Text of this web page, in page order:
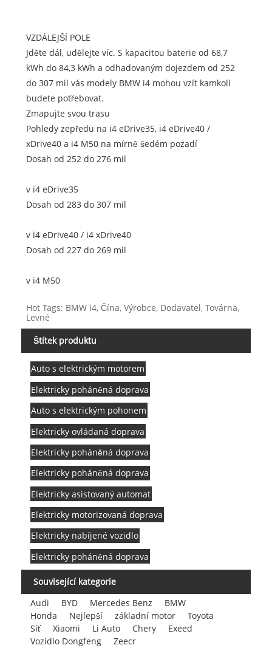
VZDÁLEJŠÍ POLE
Jděte dál, udělejte víc. S kapacitou baterie od 68,7
kWh do 84,3 kWh a odhadovaným dojezdem od 252
do 307 mil vás modely BMW i4 mohou vzít kamkoli
budete potřebovat.
Zmapujte svou trasu
Pohledy zepředu na i4 eDrive35, i4 eDrive40 /
xDrive40 a i4 M50 na mírně šedém pozadí
Dosah od 252 do 276 mil
v i4 eDrive35
Dosah od 283 do 307 mil
v i4 eDrive40 / i4 xDrive40
Dosah od 227 do 269 mil
v i4 M50
Hot Tags: BMW i4, Čína, Výrobce, Dodavatel, Továrna,
Levné
Štítek produktu
Auto s elektrickým motorem
Elektricky poháněná doprava
Auto s elektrickým pohonem
Elektricky ovládaná doprava
Elektricky poháněná doprava
Elektricky poháněná doprava
Elektricky asistovaný automat
Elektricky motorizovaná doprava
Elektricky nabíjené vozidlo
Elektricky poháněná doprava
Související kategorie
Audi
BYD Mercedes Benz
BMW
Honda
Nejlepší základní motor
Toyota
Síť
Xiaomi Li Auto Chery
Exeed
Vozidlo Dongfeng
Zeecr